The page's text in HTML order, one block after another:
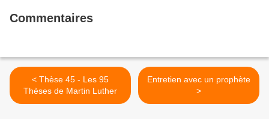
Commentaires
< Thèse 45 - Les 95
Thèses de Martin Luther
Entretien avec un prophète
>